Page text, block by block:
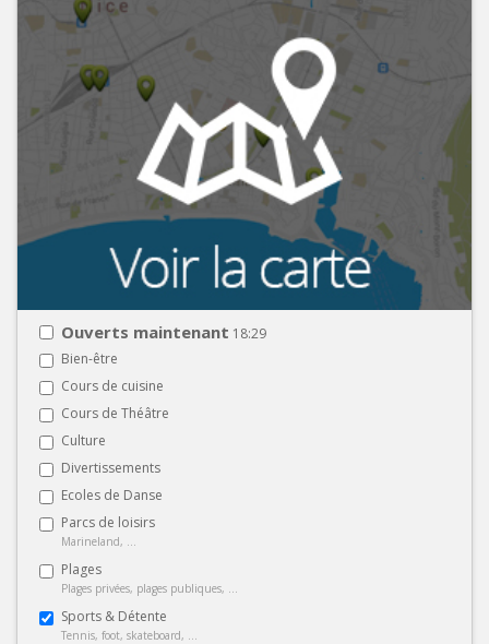
Ouverts maintenant 18:29
Bien-être
Cours de cuisine
Cours de Théâtre
Culture
Divertissements
Ecoles de Danse
Parcs de loisirs
Marineland, ...
Plages
Plages privées, plages publiques, ...
Sports & Détente
Tennis, foot, skateboard, ...